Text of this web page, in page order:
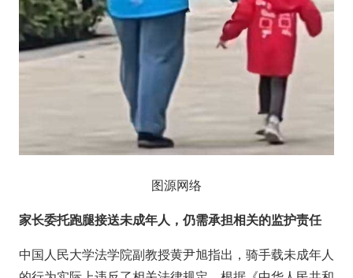
图源网络
家长委托跑腿接送未成年人，仍需承担相关的监护责任
中国人民大学法学院副教授黄尹旭指出，骑手载未成年人